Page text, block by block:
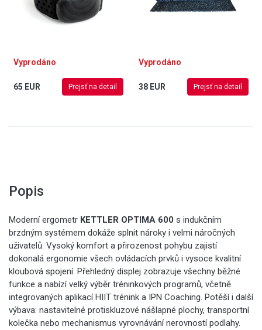
Vyprodáno
65 EUR Prejsť na detail
Vyprodáno
38 EUR Prejsť na detail
Popis
Moderní ergometr KETTLER OPTIMA 600 s indukčním
brzdným systémem dokáže splnit nároky i velmi náročných
uživatelů. Vysoký komfort a přirozenost pohybu zajistí
dokonalá ergonomie všech ovládacích prvků i vysoce kvalitní
kloubová spojení. Přehledný displej zobrazuje všechny běžné
funkce a nabízí velký výběr tréninkových programů, včetně
integrovaných aplikací HIIT trénink a IPN Coaching. Potěší i další
výbava: nastavitelné protiskluzové nášlapné plochy, transportní
kolečka nebo mechanismus vyrovnávání nerovností podlahy.